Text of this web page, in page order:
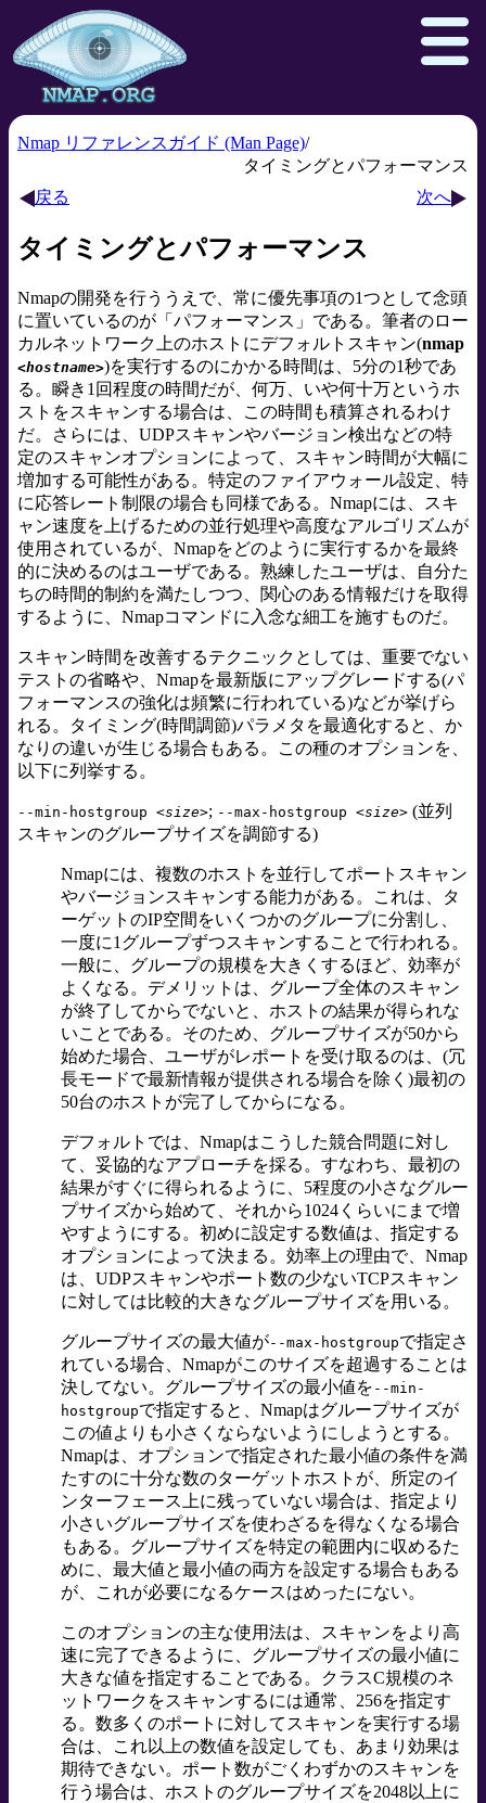
Sectools.org
Insecure.org
Download Book
Docs Zenmap GUI In the Movies
Nmap リファレンスガイド (Man Page)
タイミングとパフォーマンス
戻る
次へ
タイミングとパフォーマンス
Nmapの開発を行ううえで、常に優先事項の1つとして念頭
に置いているのが「パフォーマンス」である。筆者のロー
カルネットワーク上のホストにデフォルトスキャン(nmap
<hostname>)を実行するのにかかる時間は、5分の1秒であ
る。瞬き1回程度の時間だが、何万、いや何十万というホ
ストをスキャンする場合は、この時間も積算されるわけ
だ。さらには、UDPスキャンやバージョン検出などの特
定のスキャンオプションによって、スキャン時間が大幅に
増加する可能性がある。特定のファイアウォール設定、特
に応答レート制限の場合も同様である。Nmapには、スキ
ャン速度を上げるための並行処理や高度なアルゴリズムが
使用されているが、Nmapをどのように実行するかを最終
的に決めるのはユーザである。熟練したユーザは、自分た
ちの時間的制約を満たしつつ、関心のある情報だけを取得
するように、Nmapコマンドに入念な細工を施すものだ。
スキャン時間を改善するテクニックとしては、重要でない
テストの省略や、Nmapを最新版にアップグレードする(パ
フォーマンスの強化は頻繁に行われている)などが挙げら
れる。タイミング(時間調節)パラメタを最適化すると、か
なりの違いが生じる場合もある。この種のオプションを、
以下に列挙する。
--min-hostgroup <size>; --max-hostgroup <size> (並列
スキャンのグループサイズを調節する)
Nmapには、複数のホストを並行してポートスキャン
やバージョンスキャンする能力がある。これは、タ
ーゲットのIP空間をいくつかのグループに分割し、
一度に1グループずつスキャンすることで行われる。
一般に、グループの規模を大きくするほど、効率が
よくなる。デメリットは、グループ全体のスキャン
が終了してからでないと、ホストの結果が得られな
いことである。そのため、グループサイズが50から
始めた場合、ユーザがレポートを受け取るのは、(冗
長モードで最新情報が提供される場合を除く)最初の
50台のホストが完了してからになる。
デフォルトでは、Nmapはこうした競合問題に対し
て、妥協的なアプローチを採る。すなわち、最初の
結果がすぐに得られるように、5程度の小さなグルー
プサイズから始めて、それから1024くらいにまで増
やすようにする。初めに設定する数値は、指定する
オプションによって決まる。効率上の理由で、Nmap
は、UDPスキャンやポート数の少ないTCPスキャン
に対しては比較的大きなグループサイズを用いる。
グループサイズの最大値が--max-hostgroupで指定さ
れている場合、Nmapがこのサイズを超過することは
決してない。グループサイズの最小値を --min-
hostgroupで指定すると、Nmapはグループサイズが
この値よりも小さくならないようにしようとする。
Nmapは、オプションで指定された最小値の条件を満
たすのに十分な数のターゲットホストが、所定のイ
ンターフェース上に残っていない場合は、指定より
小さいグループサイズを使わざるを得なくなる場合
もある。グループサイズを特定の範囲内に収めるた
めに、最大値と最小値の両方を設定する場合もある
が、これが必要になるケースはめったにない。
このオプションの主な使用法は、スキャンをより高
速に完了できるように、グループサイズの最小値に
大きな値を指定することである。クラスC規模のネ
ットワークをスキャンするには通常、256を指定す
る。数多くのポートに対してスキャンを実行する場
合は、これ以上の数値を設定しても、あまり効果は
期待できない。ポート数がごくわずかのスキャンを
行う場合は、ホストのグループサイズを2048以上に